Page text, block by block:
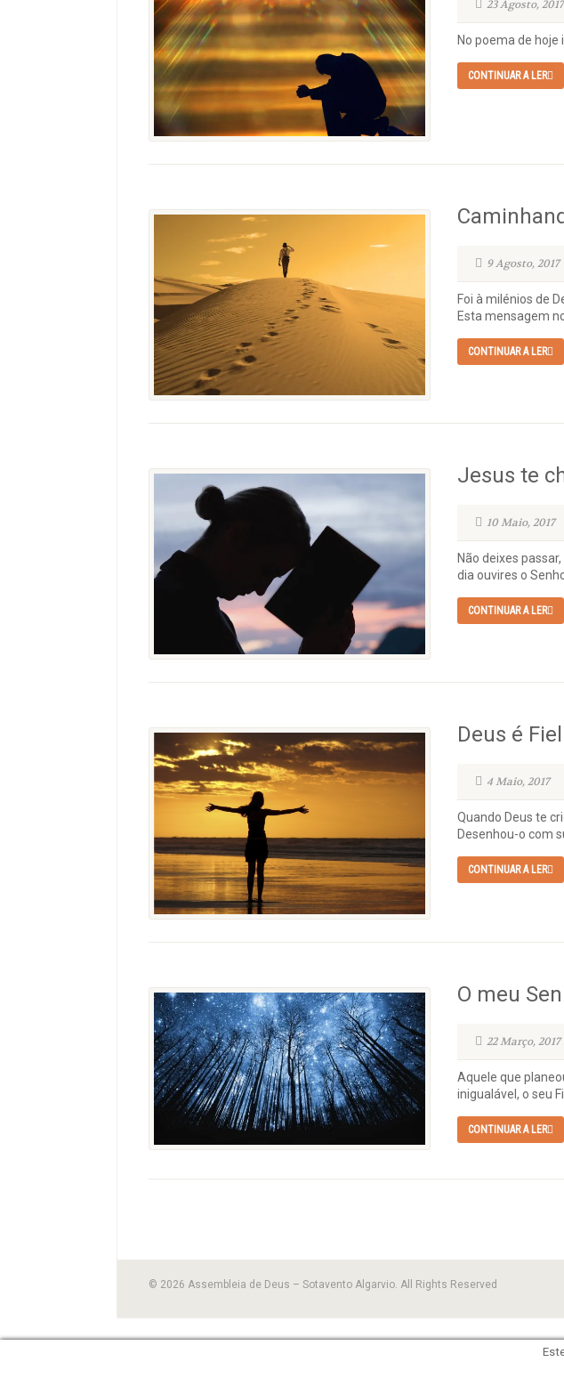
23 Agosto, 2017
No poema de
CONTINUAR A LER
9 Agosto, 2017
Foi à milénios de
Esta mensagem
CONTINUAR A LER
Jesus te
10 Maio, 2017
Não deixes
dia ouvires o
CONTINUAR A LER
Deus é Fiel
4 Maio, 2017
Quando Deus te
Desenhou-o com
CONTINUAR A LER
O meu
22 Março, 2017
Aquele que
inigualável, o seu
CONTINUAR A LER
© 2026 Assembleia de Deus – Sotavento Algarvio. All Rights Reserved